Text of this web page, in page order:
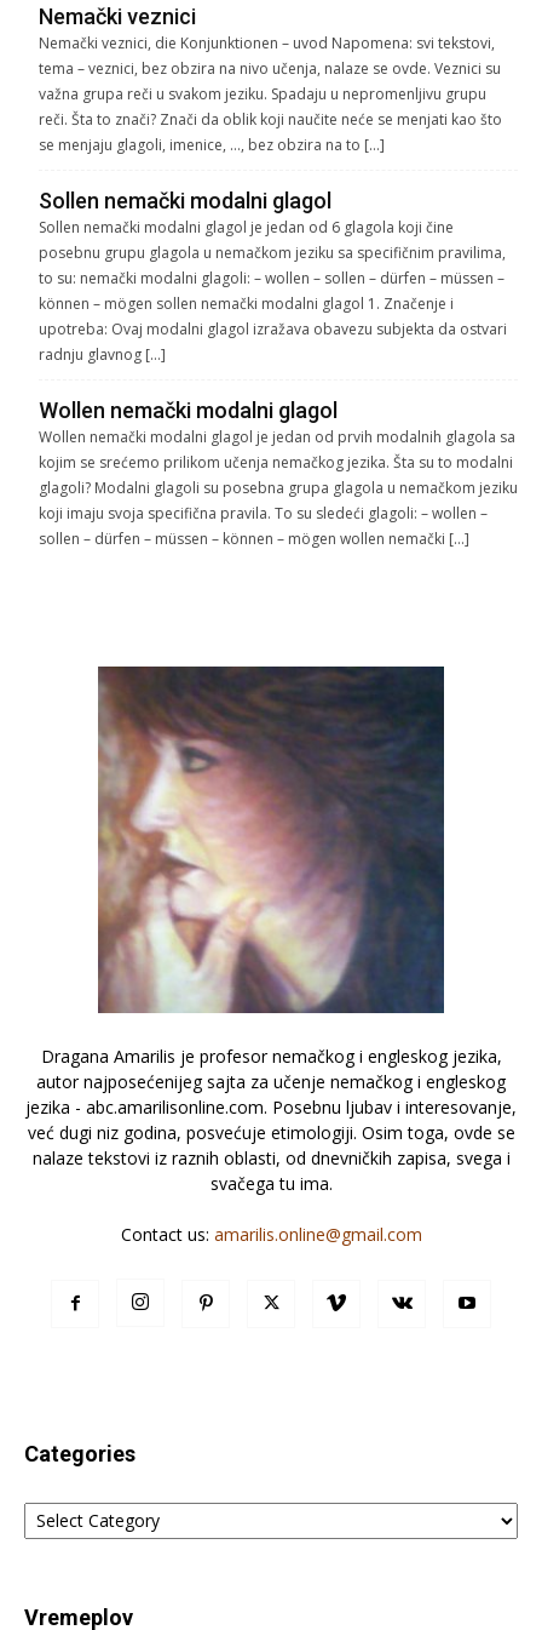
Nemački veznici
Nemački veznici, die Konjunktionen – uvod Napomena: svi tekstovi,
tema – veznici, bez obzira na nivo učenja, nalaze se ovde. Veznici su
važna grupa reči u svakom jeziku. Spadaju u nepromenljivu grupu
reči. Šta to znači? Znači da oblik koji naučite neće se menjati kao što
se menjaju glagoli, imenice, …, bez obzira na to […]
Sollen nemački modalni glagol
Sollen nemački modalni glagol je jedan od 6 glagola koji čine
posebnu grupu glagola u nemačkom jeziku sa specifičnim pravilima,
to su: nemački modalni glagoli: – wollen – sollen – dürfen – müssen –
können – mögen sollen nemački modalni glagol 1. Značenje i
upotreba: Ovaj modalni glagol izražava obavezu subjekta da ostvari
radnju glavnog […]
Wollen nemački modalni glagol
Wollen nemački modalni glagol je jedan od prvih modalnih glagola sa
kojim se srećemo prilikom učenja nemačkog jezika. Šta su to modalni
glagoli? Modalni glagoli su posebna grupa glagola u nemačkom jeziku
koji imaju svoja specifična pravila. To su sledeći glagoli: – wollen –
sollen – dürfen – müssen – können – mögen wollen nemački […]
Dragana Amarilis je profesor nemačkog i engleskog jezika,
autor najposećenijeg sajta za učenje nemačkog i engleskog
jezika - abc.amarilisonline.com. Posebnu ljubav i interesovanje,
već dugi niz godina, posvećuje etimologiji. Osim toga, ovde se
nalaze tekstovi iz raznih oblasti, od dnevničkih zapisa, svega i
svačega tu ima.
Contact us: amarilis.online@gmail.com
Categories
Categories
Vremeplov